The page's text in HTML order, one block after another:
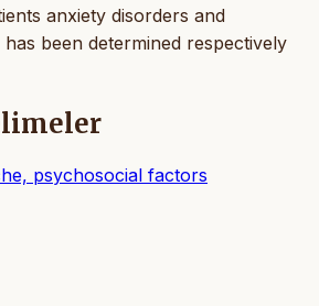
anxiety disorders and
been determined respectively
psychosocial factors